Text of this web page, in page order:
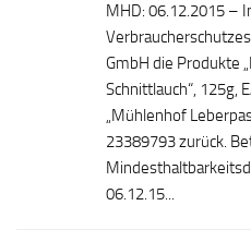
MHD: 06.12.2015 –
GmbH die Produkte
Schnittlauch“, 125g,
„Mühlenhof
23389793 zurück.
06.12.15...